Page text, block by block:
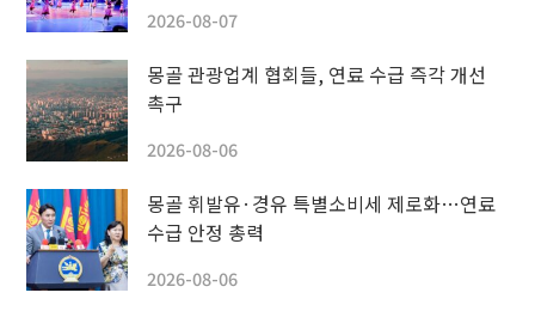
2026-08-07
몽골 관광업계 협회들, 연료 수급 즉각 개선
촉구
2026-08-06
몽골 휘발유·경유 특별소비세 제로화…연료
수급 안정 총력
2026-08-06